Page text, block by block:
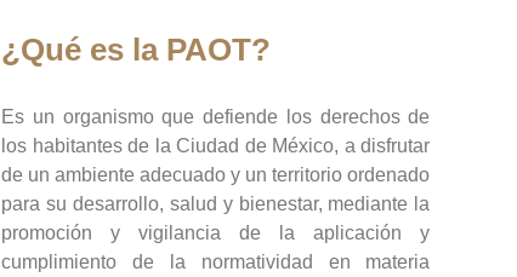
¿Qué es la PAOT?
Es un organismo que defiende los derechos de
los habitantes de la Ciudad de México, a disfrutar
de un ambiente adecuado y un territorio ordenado
para su desarrollo, salud y bienestar, mediante la
promoción y vigilancia de la aplicación y
cumplimiento de la normatividad en materia